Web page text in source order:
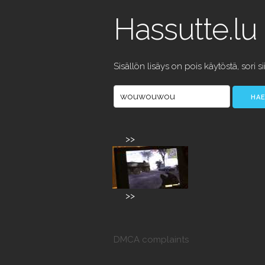
Hassutte.lu
Sisällön lisäys on pois käytöstä, sori
>>
>>
DMCA complaints